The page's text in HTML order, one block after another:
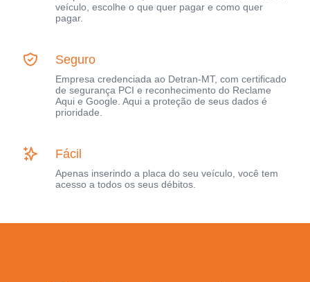
veículo, escolhe o que quer pagar e como quer
pagar.
Seguro
Empresa credenciada ao Detran-MT, com certificado
de segurança PCI e reconhecimento do Reclame
Aqui e Google. Aqui a proteção de seus dados é
prioridade.
Fácil
Apenas inserindo a placa do seu veículo, você tem
acesso a todos os seus débitos.